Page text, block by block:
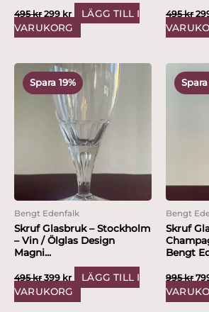
495kr 299 kr
LÄGG TILL I
VARUKORG
495kr
Spara 19%
Bengt Edenfalk
Skruf Glasbruk – Stockholm
– Vin / Ölglas Design
Magni...
495kr
Det
ursprungliga
var:
495 kr.
399 kr
Det
nuvarande
priset
är:
399 kr.
LÄGG TILL I
VARUKORG
Bengt
Skruf
Bengt
995kr